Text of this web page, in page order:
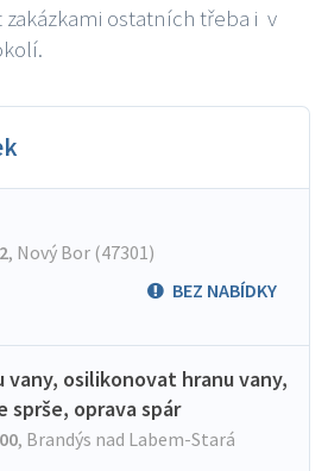
zakázkami ostatních třeba i v
, Nový Bor (47301)
BEZ NABÍDKY
vany, osilikonovat hranu vany,
sprše, oprava spár
, Brandýs nad Labem-Stará